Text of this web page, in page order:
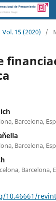
Vol. 15 (2020) /
Barcelona,
Barcelona,
Barcelona,
10.46661/